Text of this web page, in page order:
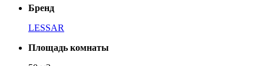
Бренд
LESSAR
Площадь комнаты